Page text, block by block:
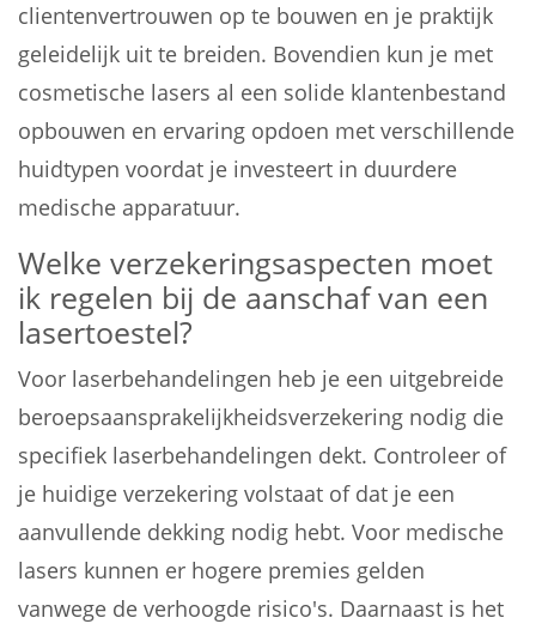
clientenvertrouwen op te bouwen en je praktijk
geleidelijk uit te breiden. Bovendien kun je met
cosmetische lasers al een solide klantenbestand
opbouwen en ervaring opdoen met verschillende
huidtypen voordat je investeert in duurdere
medische apparatuur.
Welke verzekeringsaspecten moet
ik regelen bij de aanschaf van een
lasertoestel?
Voor laserbehandelingen heb je een uitgebreide
beroepsaansprakelijkheidsverzekering nodig die
specifiek laserbehandelingen dekt. Controleer of
je huidige verzekering volstaat of dat je een
aanvullende dekking nodig hebt. Voor medische
lasers kunnen er hogere premies gelden
vanwege de verhoogde risico's. Daarnaast is het